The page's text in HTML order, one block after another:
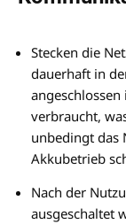
Stecken die
dauerhaft in
verbraucht,
unbedingt das
Akkubetrieb
Nach der
ausgeschaltet